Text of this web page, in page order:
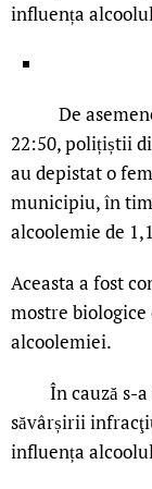
influența
De
22:50, polițiștii
au depistat o
municipiu, în
alcoolemie de
Aceasta a fost
mostre
alcoolemiei.
În cauză s-a
săvârșirii
influența